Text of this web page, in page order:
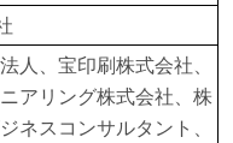
人、宝印刷株式会社、
アリング株式会社、株
ネスコンサルタント、